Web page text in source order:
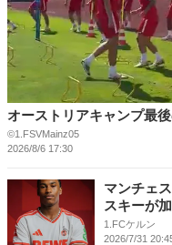
オーストリアキャンプ最
©1.FSVMainz05
2026/8/6 17:30
マンチェ
スキーが
1.FCケルン
2026/7/31